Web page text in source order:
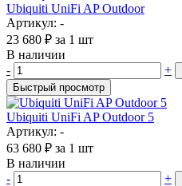
Ubiquiti UniFi AP Outdoor
Артикул: -
23 680 ₽ за 1 шт
В наличии
-
+
Быстрый просмотр
Ubiquiti UniFi AP Outdoor 5
Артикул: -
63 680 ₽ за 1 шт
В наличии
-
+